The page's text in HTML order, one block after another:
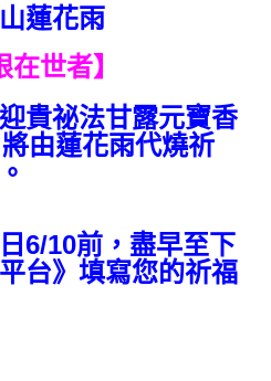
蓮花雨
在世者】
貴祕法甘露元寶香
由蓮花雨代燒祈
6/10前，盡早至下
台》填寫您的祈福